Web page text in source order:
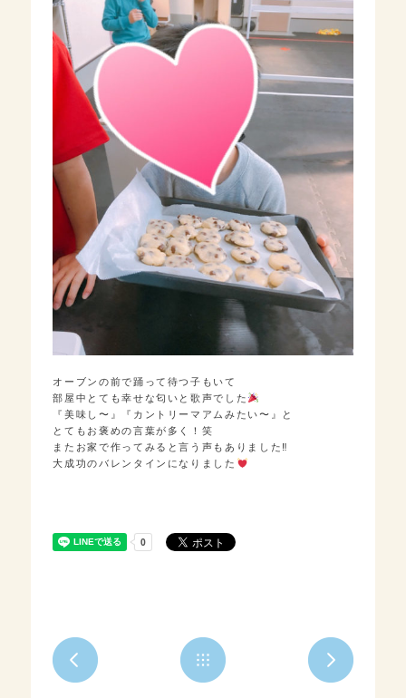
オーブンの前で踊って待つ子もいて
部屋中とても幸せな匂いと歌声でした
『美味し〜』『カントリーマアムみたい〜』と
とてもお褒めの言葉が多く！笑
またお家で作ってみると言う声もありました‼︎
大成功のバレンタインになりました